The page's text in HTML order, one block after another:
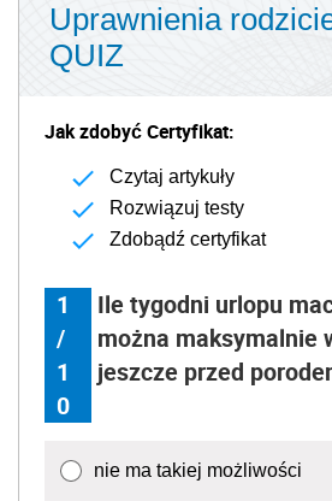
Uprawnienia
QUIZ
Jak zdobyć Certyfikat:
Czytaj artykuły
Rozwiązuj testy
Zdobądź certyfikat
1
/
1
0
Ile tygodni urlopu
można maksymalnie
jeszcze przed
nie ma takiej możliwości